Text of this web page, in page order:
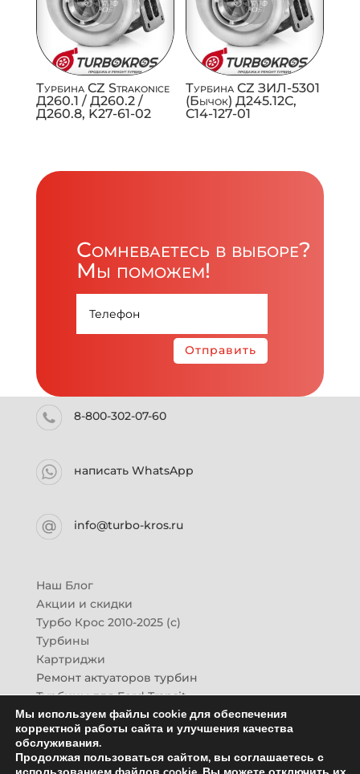
Турбина CZ Strakonice
Д260.1 / Д260.2 /
Д260.8, K27-61-02
Турбина CZ ЗИЛ-5301
(Бычок) Д245.12С,
C14-127-01
Сомневаетесь в выборе?
Мы поможем!
Отправить
8-800-302-07-60
написать WhatsApp
info@turbo-kros.ru
Наш Блог
Акции и скидки
Турбо Крос 2010-2025 (с)
Турбины
Картриджи
Ремонт актуаторов турбин
Турбины для Ford Transit
Турбины для Mazda CX-7
Картридж для ГАЗон-Next
Турбины HINO (Хино)
Купить новую турбину
Мы используем файлы cookie для обеспечения
корректной работы сайта и улучшения качества
обслуживания.
Продолжая пользоваться сайтом, вы соглашаетесь с